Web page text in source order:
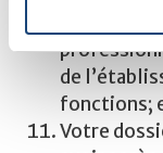
de
fonctions;
Votre